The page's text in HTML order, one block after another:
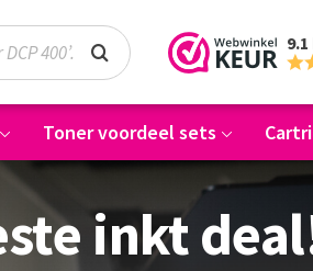
Toner voordeel sets
inkt